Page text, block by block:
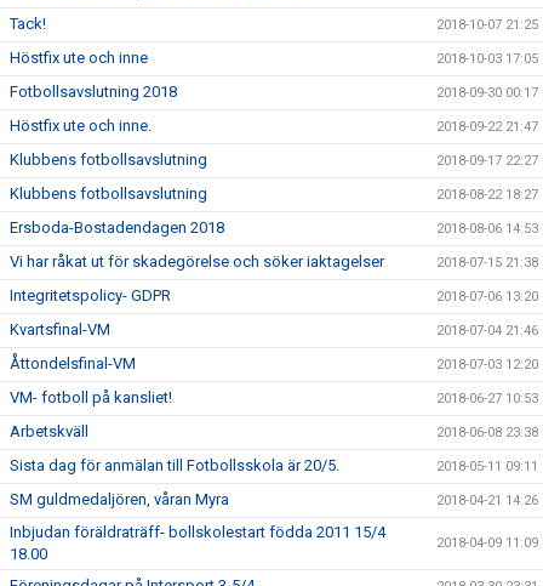
Tack! 2018-10-07 21:25
Höstfix ute och inne 2018-10-03 17:05
Fotbollsavslutning 2018 2018-09-30 00:17
Höstfix ute och inne. 2018-09-22 21:47
Klubbens fotbollsavslutning 2018-09-17 22:27
Klubbens fotbollsavslutning 2018-08-22 18:27
Ersboda-Bostadendagen 2018 2018-08-06 14:53
Vi har råkat ut för skadegörelse och söker iaktagelser 2018-07-15 21:38
Integritetspolicy- GDPR 2018-07-06 13:20
Kvartsfinal-VM 2018-07-04 21:46
Åttondelsfinal-VM 2018-07-03 12:20
VM- fotboll på kansliet! 2018-06-27 10:53
Arbetskväll 2018-06-08 23:38
Sista dag för anmälan till Fotbollsskola är 20/5. 2018-05-11 09:11
SM guldmedaljören, våran Myra 2018-04-21 14:26
Inbjudan föräldraträff- bollskolestart födda 2011 15/4
18.00
2018-04-09 11:09